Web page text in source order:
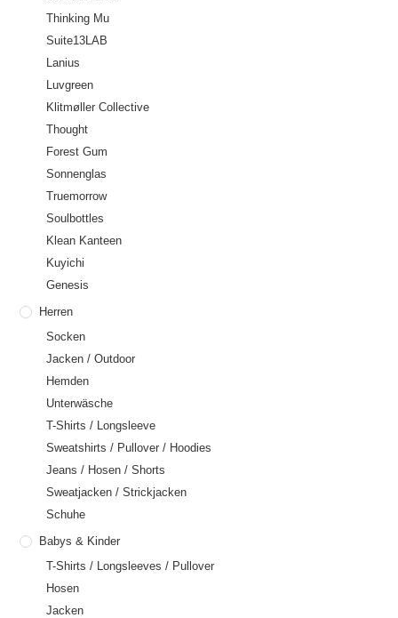
Thinking Mu
Suite13LAB
Lanius
Luvgreen
Klitmøller Collective
Thought
Forest Gum
Sonnenglas
Truemorrow
Soulbottles
Klean Kanteen
Kuyichi
Genesis
Herren
Socken
Jacken / Outdoor
Hemden
Unterwäsche
T-Shirts / Longsleeve
Sweatshirts / Pullover / Hoodies
Jeans / Hosen / Shorts
Sweatjacken / Strickjacken
Schuhe
Babys & Kinder
T-Shirts / Longsleeves / Pullover
Hosen
Jacken